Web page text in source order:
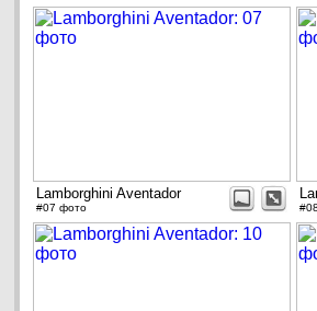
Lamborghini Aventador
#07 фото